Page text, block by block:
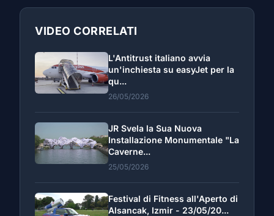
VIDEO CORRELATI
L'Antitrust italiano avvia
un'inchiesta su easyJet per la
qu...
26/05/2026
JR Svela la Sua Nuova
Installazione Monumentale "La
Caverne...
25/05/2026
Festival di Fitness all'Aperto di
Alsancak, Izmir - 23/05/20...